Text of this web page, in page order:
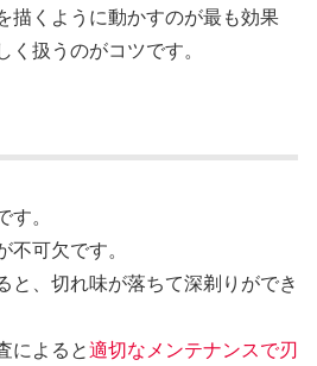
描くように動かすのが最も効果
扱うのがコツです。
。
可欠です。
と、切れ味が落ちて深剃りができ
によると適切なメンテナンスで刃